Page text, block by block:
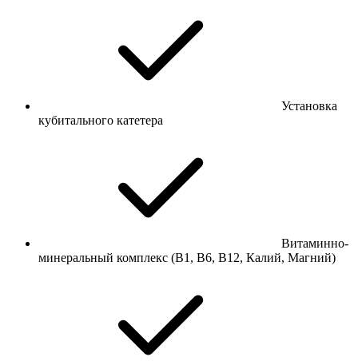
Установка
кубитального катетера
Витаминно-
минеральный комплекс (В1, В6, В12, Калий, Магний)